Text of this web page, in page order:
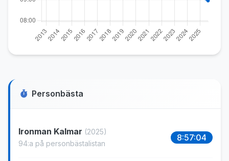
Personbästa
Ironman Kalmar (2025)
94:a på personbästalistan
8:57:04